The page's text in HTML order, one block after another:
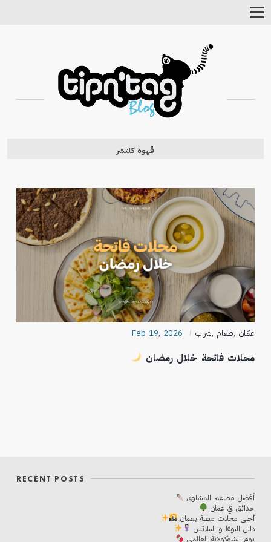
Toggle
قهوة كلتشر
Feb 19, 2026 شراب, طعام, عمّان
محلات فاتحة خلال رمضان
RECENT POSTS
أفضل مطاعم المشاوي
حدائق في عمان
أحلی محلات مطلة بعمان
دليل اليوغا و البيلاتس
يوم الشوكولاتة العالمي